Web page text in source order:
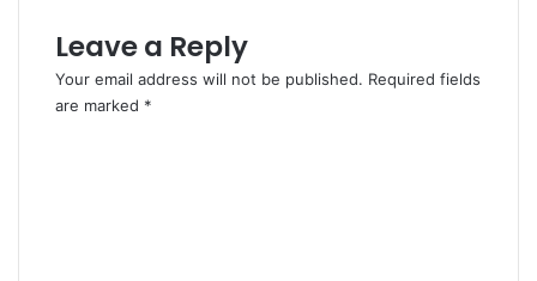
Leave a Reply
Your email address will not be published. Required fields
are marked *